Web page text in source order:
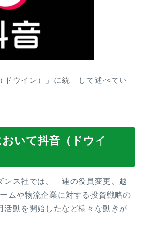
ドウイン）」に統一して述べてい
いて抖音（ドウイ
ンス社では、一連の役員変更、越
ムや物流企業に対する投資戦略の
活動を開始したなど様々な動きが